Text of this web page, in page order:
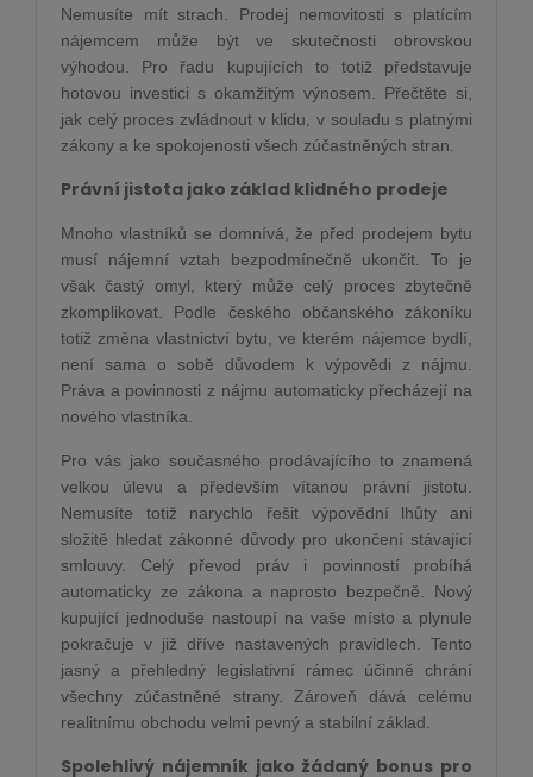
Nemusíte mít strach. Prodej nemovitosti s platícím
nájemcem může být ve skutečnosti obrovskou
výhodou. Pro řadu kupujících to totiž představuje
hotovou investici s okamžitým výnosem. Přečtěte si,
jak celý proces zvládnout v klidu, v souladu s platnými
zákony a ke spokojenosti všech zúčastněných stran.
Právní jistota jako základ klidného prodeje
Mnoho vlastníků se domnívá, že před prodejem bytu
musí nájemní vztah bezpodmínečně ukončit. To je
však častý omyl, který může celý proces zbytečně
zkomplikovat. Podle českého občanského zákoníku
totiž změna vlastnictví bytu, ve kterém nájemce bydlí,
není sama o sobě důvodem k výpovědi z nájmu.
Práva a povinnosti z nájmu automaticky přecházejí na
nového vlastníka.
Pro vás jako současného prodávajícího to znamená
velkou úlevu a především vítanou právní jistotu.
Nemusíte totiž narychlo řešit výpovědní lhůty ani
složitě hledat zákonné důvody pro ukončení stávající
smlouvy. Celý převod práv i povinností probíhá
automaticky ze zákona a naprosto bezpečně. Nový
kupující jednoduše nastoupí na vaše místo a plynule
pokračuje v již dříve nastavených pravidlech. Tento
jasný a přehledný legislativní rámec účinně chrání
všechny zúčastněné strany. Zároveň dává celému
realitnímu obchodu velmi pevný a stabilní základ.
Spolehlivý nájemník jako žádaný bonus pro